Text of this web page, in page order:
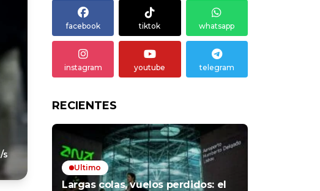
s
facebook tiktok whatsapp
instagram youtube telegram
RECIENTES
Ultimo
Largas colas, vuelos perdidos: el